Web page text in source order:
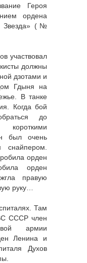
Героя
ордена
Звезда» (№
участвовал
должны
дзотами и
Гдыня на
В танке
Когда бой
до
был очень
орден
орден
правую
руку…
Там
СССР член
армии
Ленина и
Духов